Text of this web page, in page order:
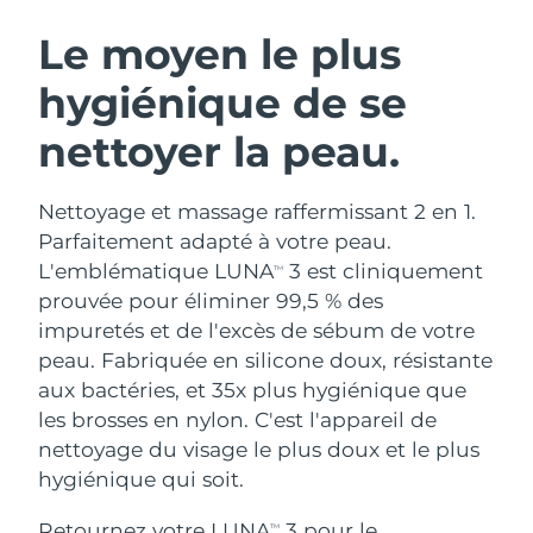
Le moyen le plus
hygiénique de se
nettoyer la peau.
Nettoyage et massage raffermissant 2 en 1.
Parfaitement adapté à votre peau.
L'emblématique LUNATM
3 est cliniquement
prouvée pour éliminer 99,5 % des
impuretés et de l'excès de sébum de votre
peau. Fabriquée en silicone doux, résistante
aux bactéries, et 35x plus hygiénique que
les brosses en nylon. C'est l'appareil de
nettoyage du visage le plus doux et le plus
hygiénique qui soit.
TM
Nettoyage du visage
Anti-aging massage
LUNA™ 4 Plus
Massage, LED heating
LUNA™ 4 Men
For men, anti-aging massage
Lifting
Microcurrent toning
BEAR™ 2 go
Microcurrent toning on-the-go
BEAR™ 2 eyes & lips
Microcurrent line smoothing device
Hydratation
UFO™ 3 coffret
Deep facial hydration
UFO™ 3 LED
Near-infrared and red light therapy
device
Soin bucco-dentaire
issa™ 4
Hybrid silicone sonic toothbrush
issa™ 4 plus
Smart hybrid silicone sonic toothbrush
FAQ™ TRAITEMENT ANTI-ÂGE
Anti-âge
NEW
Autriche Livraison estimée
Bahreïn Livraison estimée
Belgique Livraison estimée
Bermudes Livraison estimée8/14/26
Bosnie-Herzégovine Livraison estimée 8/11/26
Brunei Livraison estimée
Bulgarie Livraison estimée8/8/26
Canada Livraison estimée
Chili